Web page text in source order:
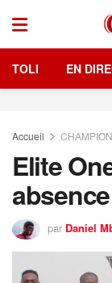
TOLI EN
Accueil
Elite
par Daniel